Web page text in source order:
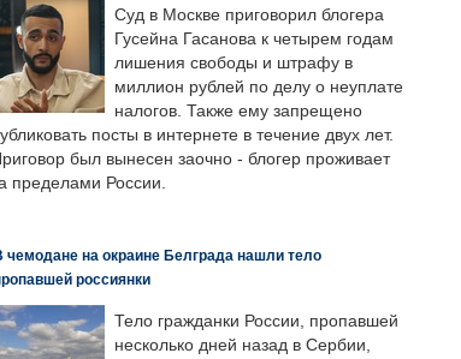
Суд в Москве приговорил блогера
Гусейна Гасанова к четырем годам
лишения свободы и штрафу в
миллион рублей по делу о неуплате
налогов. Также ему запрещено
посты в интернете в течение двух лет.
был вынесен заочно - блогер проживает
пределами России.
чемодане на окраине Белграда нашли тело
россиянки
Тело гражданки России, пропавшей
несколько дней назад в Сербии,